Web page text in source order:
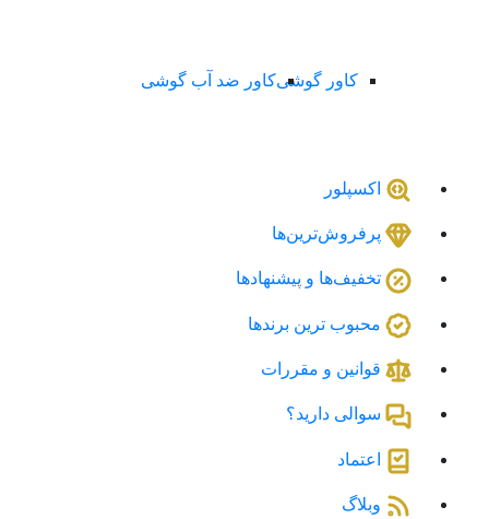
کاور گوشیکاور ضد آب گوشی
اکسپلور
پرفروش‌ترین‌ها
تخفیف‌ها و پیشنهادها
محبوب ترین برندها
قوانین و مقررات
سوالی دارید؟
اعتماد
وبلاگ